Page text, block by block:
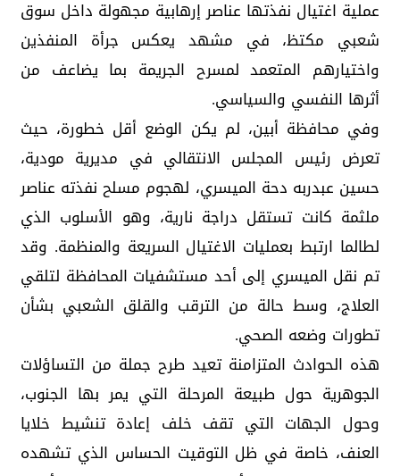
عملية اغتيال نفذتها عناصر إرهابية مجهولة داخل سوق
شعبي مكتظ، في مشهد يعكس جرأة المنفذين
واختيارهم المتعمد لمسرح الجريمة بما يضاعف من
أثرها النفسي والسياسي.
وفي محافظة أبين، لم يكن الوضع أقل خطورة، حيث
تعرض رئيس المجلس الانتقالي في مديرية مودية،
حسين عبدربه دحة الميسري، لهجوم مسلح نفذته عناصر
ملثمة كانت تستقل دراجة نارية، وهو الأسلوب الذي
لطالما ارتبط بعمليات الاغتيال السريعة والمنظمة. وقد
تم نقل الميسري إلى أحد مستشفيات المحافظة لتلقي
العلاج، وسط حالة من الترقب والقلق الشعبي بشأن
تطورات وضعه الصحي.
هذه الحوادث المتزامنة تعيد طرح جملة من التساؤلات
الجوهرية حول طبيعة المرحلة التي يمر بها الجنوب،
وحول الجهات التي تقف خلف إعادة تنشيط خلايا
العنف، خاصة في ظل التوقيت الحساس الذي تشهده